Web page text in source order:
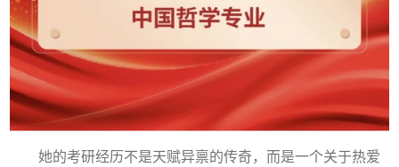
她的考研经历不是天赋异禀的传奇，而是一个关于热爱